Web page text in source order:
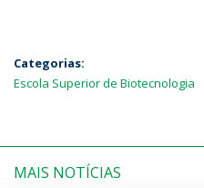
Categorias:
Escola Superior de Biotecnologia
MAIS NOTÍCIAS